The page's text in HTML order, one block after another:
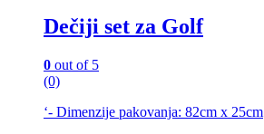
Dečiji set za Golf
0 out of 5
(0)
‘- Dimenzije pakovanja: 82cm x 25cm